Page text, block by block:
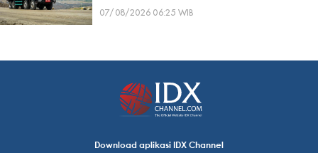
07/08/2026 06:25 WIB
Download aplikasi IDX Channel